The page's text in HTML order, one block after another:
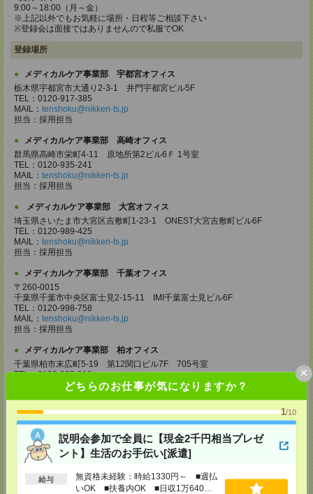
どちらのお仕事が気になりますか？
1/10
説明会参加で全員に【現金2千円相当プレゼ
ント】生活のお手伝い[派遣]
給与
無資格未経験：時給1330円～ ■週払
いOK ■扶養内OK ■日収1万640円
×
9:00～18:00（月～金）
※上記以外でもお気軽に場所・日程等ご相談下さい
※登録会は面接ではありませんので私服でOK
登録場所
メディカルケア事業部 宇都宮オフィス
栃木県宇都宮市大通り2-3-1 井門宇都宮ビル5F
TEL：0120-917-385
MAIL： tenshoku@nikken-ts.jp
担当：採用担当
メディカルケア事業部 高崎オフィス
群馬県高崎市栄町4-11 原地所第2ビル6Ｆ 1号室
TEL：0120-935-241
MAIL： tenshoku@nikken-ts.jp
担当：採用担当
メディカルケア事業部 大宮オフィス
埼玉県さいたま市大宮区吉敷町1-23-1 ONEST大宮吉敷町ビル6F
TEL：0120-989-425
MAIL： tenshoku@nikken-ts.jp
担当：採用担当
メディカルケア事業部 千葉オフィス
〒260-0015
千葉県千葉市中央区富士見2-15-11 IMI千葉富士見ビル6F
TEL：0120-998-758
MAIL： tenshoku@nikken-ts.jp
担当：採用担当
メディカルケア事業部 柏オフィス
千葉県柏市末広町5-19 第12関口ビル7F 705号室
TEL：0120-935-218
tenshoku@nikken-ts.jp
メディカルケア事業部 新宿オフィス
東京都新宿区新宿2-3-10 新宿御苑ビル6階
TEL：0120-457-235
MAIL：tenshoku@nikken-ts.jp
担当：採用担当
メディカルケア事業部 立川事業所